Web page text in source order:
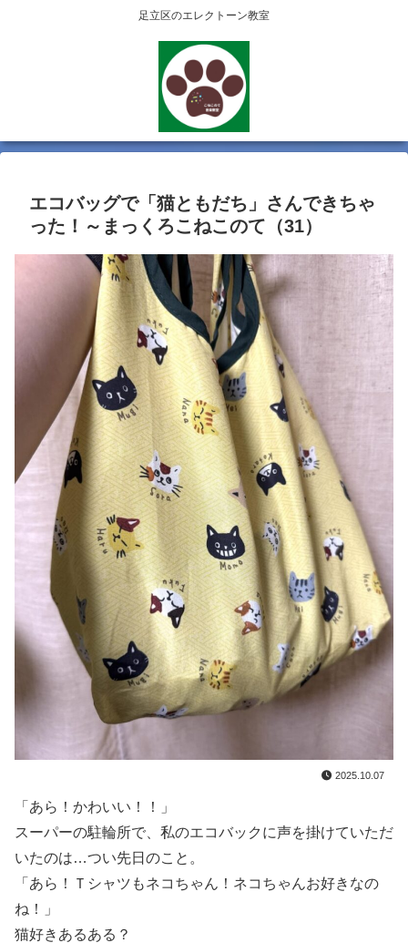
足立区のエレクトーン教室
エコバッグで「猫ともだち」さんできちゃ
った！～まっくろこねこのて（31）
2025.10.07
「あら！かわいい！！」
スーパーの駐輪所で、私のエコバックに声を掛けていただ
いたのは…つい先日のこと。
「あら！Ｔシャツもネコちゃん！ネコちゃんお好きなの
ね！」
猫好きあるある？